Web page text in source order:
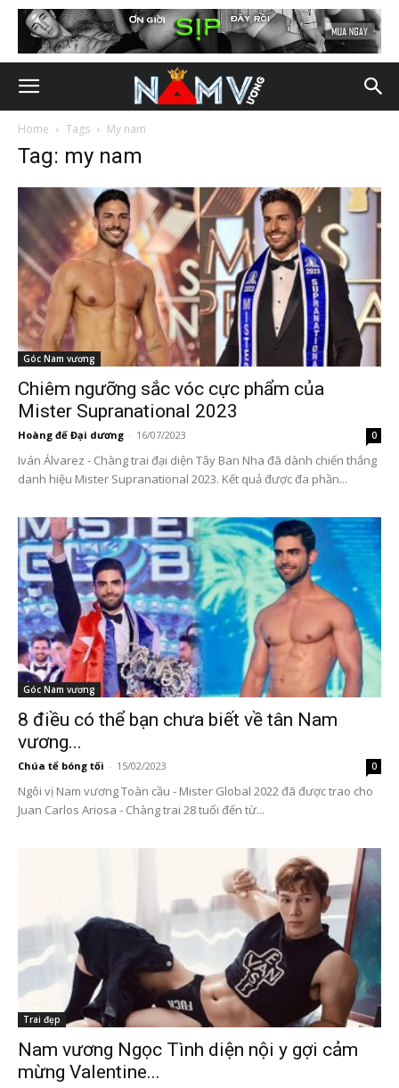
Home Tags My nam
Tag: my nam
Góc Nam vương
Chiêm ngưỡng sắc vóc cực phẩm của
Mister Supranational 2023
Hoàng đế Đại dương - 16/07/2023 0
Iván Álvarez - Chàng trai đại diện Tây Ban Nha đã dành chiến thắng
danh hiệu Mister Supranational 2023. Kết quả được đa phần...
Góc Nam vương
8 điều có thể bạn chưa biết về tân Nam
vương...
Chúa tể bóng tối - 15/02/2023 0
Ngôi vị Nam vương Toàn cầu - Mister Global 2022 đã được trao cho
Juan Carlos Ariosa - Chàng trai 28 tuổi đến từ...
Trai đẹp
Nam vương Ngọc Tình diện nội y gợi cảm
mừng Valentine...